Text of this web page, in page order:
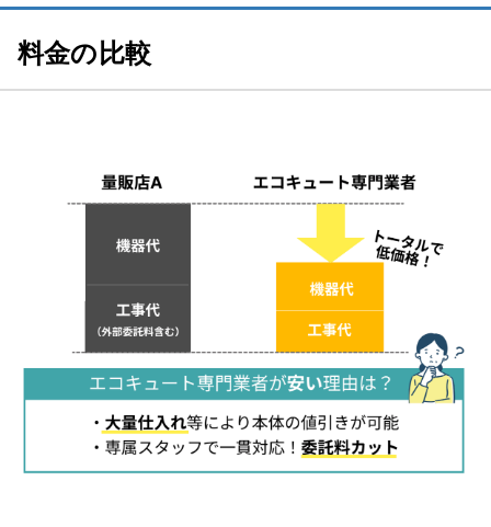
め手や重要視した点があれば教えてください。
実際にどのような作業を行いましたか？価格はどのくらいでした
か？
業者、作業員の対応はいかがでしたか？修理交換後は問題なく使
その他のエコキュート体験談はこちらから！
種類から探す
【給湯器 補助金】関連記事
料金の比較